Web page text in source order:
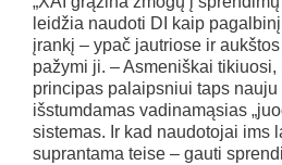
leidžia naudoti DI kaip
įrankį – ypač jautriose ir
pažymi ji. – Asmeniškai tikiuosi,
principas palaipsniui taps nauju
išstumdamas vadinamąsias
sistemas. Ir kad naudotojai ims
suprantama teise – gauti